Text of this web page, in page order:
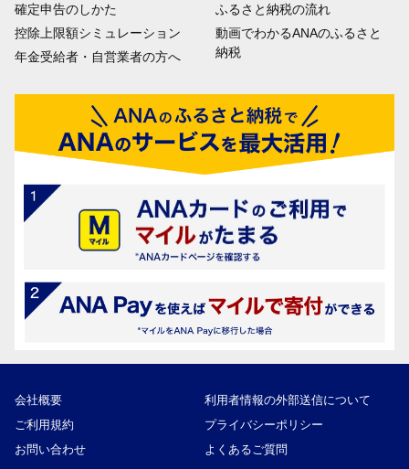
確定申告のしかた
控除上限額シミュレーション
年金受給者・自営業者の方へ
ふるさと納税の流れ
動画でわかるANAのふるさと
納税
会社概要
利用者情報の外部送信について
ご利用規約
プライバシーポリシー
お問い合わせ
よくあるご質問